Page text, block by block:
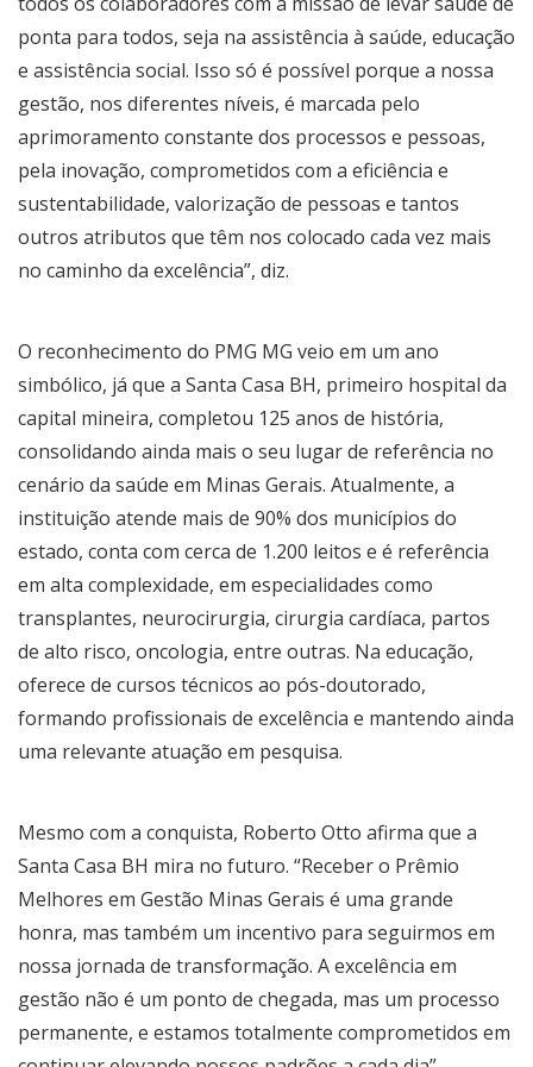
ponta para todos, seja na assistência à saúde, educação
e assistência social. Isso só é possível porque a nossa
gestão, nos diferentes níveis, é marcada pelo
aprimoramento constante dos processos e pessoas,
pela inovação, comprometidos com a eficiência e
sustentabilidade, valorização de pessoas e tantos
outros atributos que têm nos colocado cada vez mais
no caminho da excelência”, diz.
O reconhecimento do PMG MG veio em um ano
simbólico, já que a Santa Casa BH, primeiro hospital da
capital mineira, completou 125 anos de história,
consolidando ainda mais o seu lugar de referência no
cenário da saúde em Minas Gerais. Atualmente, a
instituição atende mais de 90% dos municípios do
estado, conta com cerca de 1.200 leitos e é referência
em alta complexidade, em especialidades como
transplantes, neurocirurgia, cirurgia cardíaca, partos
de alto risco, oncologia, entre outras. Na educação,
oferece de cursos técnicos ao pós-doutorado,
formando profissionais de excelência e mantendo ainda
uma relevante atuação em pesquisa.
Mesmo com a conquista, Roberto Otto afirma que a
Santa Casa BH mira no futuro. “Receber o Prêmio
Melhores em Gestão Minas Gerais é uma grande
honra, mas também um incentivo para seguirmos em
nossa jornada de transformação. A excelência em
gestão não é um ponto de chegada, mas um processo
permanente, e estamos totalmente comprometidos em